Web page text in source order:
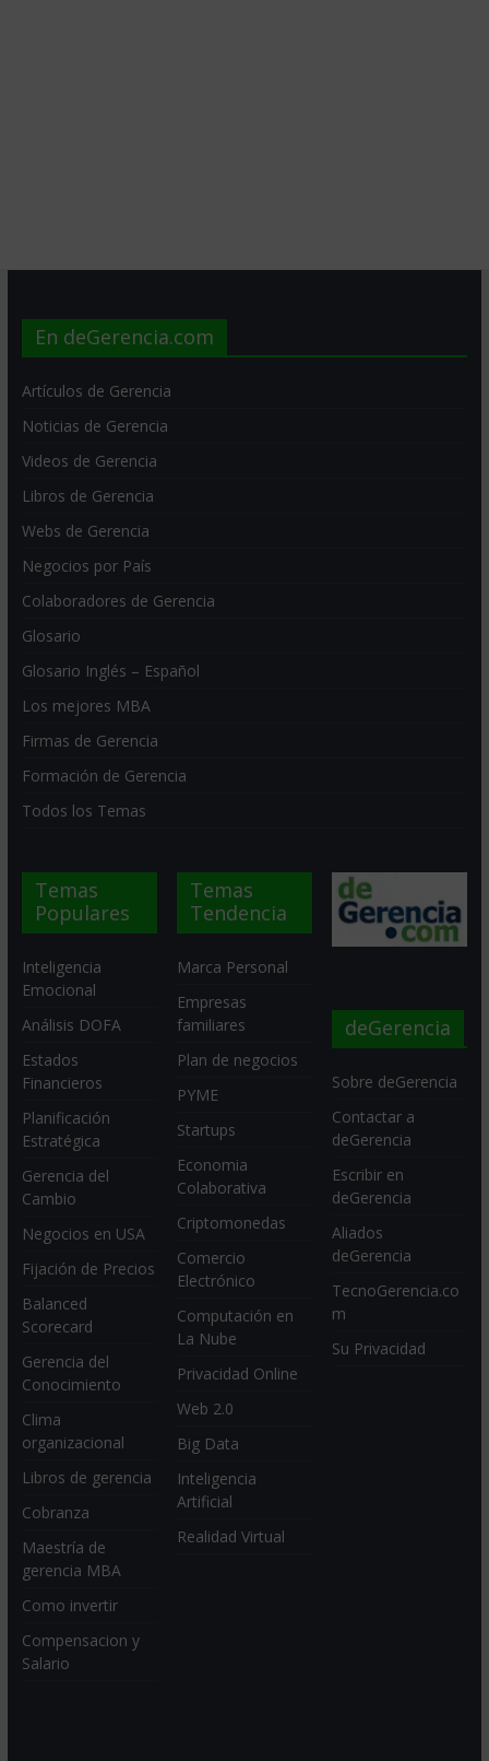
En deGerencia.com
Artículos de Gerencia
Noticias de Gerencia
Videos de Gerencia
Libros de Gerencia
Webs de Gerencia
Negocios por País
Colaboradores de Gerencia
Glosario
Glosario Inglés – Español
Los mejores MBA
Firmas de Gerencia
Formación de Gerencia
Todos los Temas
Temas
Populares
Inteligencia
Emocional
Análisis DOFA
Estados
Financieros
Planificación
Estratégica
Gerencia del
Cambio
Negocios en USA
Fijación de Precios
Balanced
Scorecard
Gerencia del
Conocimiento
Clima
organizacional
Libros de gerencia
Cobranza
Maestría de
gerencia MBA
Como invertir
Compensacion y
Salario
Temas
Tendencia
Marca Personal
Empresas
familiares
Plan de negocios
PYME
Startups
Economia
Colaborativa
Criptomonedas
Comercio
Electrónico
Computación en
La Nube
Privacidad Online
Web 2.0
Big Data
Inteligencia
Artificial
Realidad Virtual
deGerencia
Sobre deGerencia
Contactar a
deGerencia
Escribir en
deGerencia
Aliados
deGerencia
TecnoGerencia.co
m
Su Privacidad